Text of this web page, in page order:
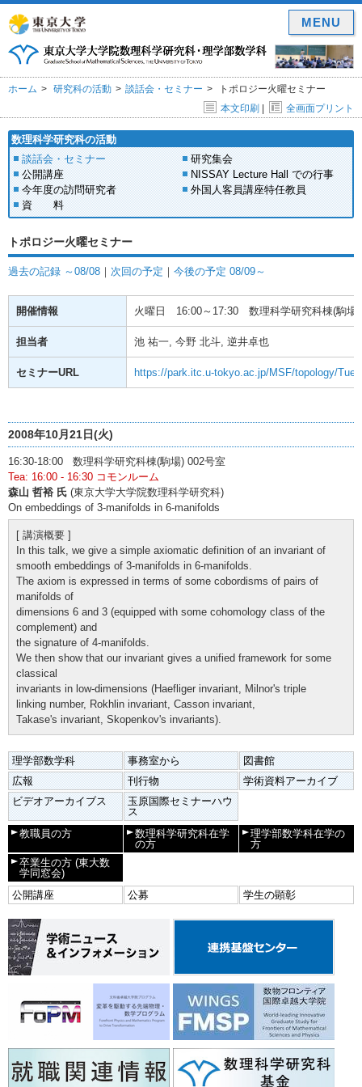
ホーム 研究科の活動 談話会・セミナー
トポロジー火曜セミナー
本文印刷 | 全画面プリント
数理科学研究科の活動
談話会・セミナー
研究集会
公開講座
NISSAY Lecture Hall での行事
今年度の訪問研究者
外国人客員講座特任教員
資 料
トポロジー火曜セミナー
過去の記録 ～08/08 ｜ 次回の予定 ｜ 今後の予定 08/09～
開催情報 火曜日 16:00～17:30 数理科学研究科棟(駒場
担当者 池 祐一, 今野 北斗, 逆井卓也
セミナーURL https://park.itc.u-tokyo.ac.jp/MSF/topology/
2008年10月21日(火)
16:30-18:00 数理科学研究科棟(駒場) 002号室
Tea: 16:00 - 16:30 コモンルーム
森山 哲裕 氏 (東京大学大学院数理科学研究科)
On embeddings of 3-manifolds in 6-manifolds
[ 講演概要 ]
In this talk, we give a simple axiomatic definition of an invariant of
smooth embeddings of 3-manifolds in 6-manifolds.
The axiom is expressed in terms of some cobordisms of pairs of
manifolds of
dimensions 6 and 3 (equipped with some cohomology class of the
complement) and
the signature of 4-manifolds.
We then show that our invariant gives a unified framework for some
classical
invariants in low-dimensions (Haefliger invariant, Milnor's triple
linking number, Rokhlin invariant, Casson invariant,
Takase's invariant, Skopenkov's invariants).
理学部数学科 事務室から
図書館
広報
刊行物
学術資料アーカイブ
ビデオアーカイブス
玉原国際セミナーハウ
ス
教職員の方
数理科学研究科在学
の方
理学部数学科在学の
方
卒業生の方 (東大数
学同窓会)
公開講座
公募 学生の顕彰
MENU